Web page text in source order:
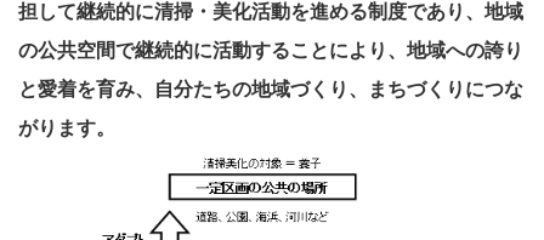
担して継続的に清掃・美化活動を進める制度であり、地域
の公共空間で継続的に活動することにより、地域への誇り
と愛着を育み、自分たちの地域づくり、まちづくりにつな
がります。